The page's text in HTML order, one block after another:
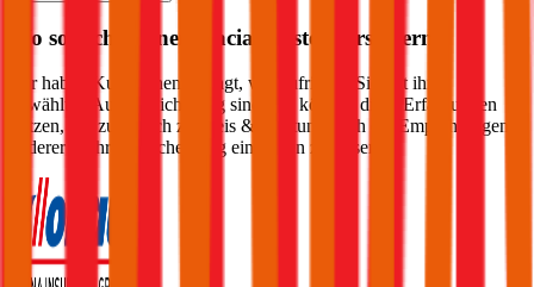
Wo soll ich meinen Dacia Bigster versichern?
Wir haben Kund:innen befragt, wie zufrieden Sie mit ihrer
gewählten Autoversicherung sind. Sie können diese Erfahrungen
nutzen, um zusätzlich zu Preis & Leistung auch die Empfehlungen
anderer in Ihre Entscheidung einfließen zu lassen: